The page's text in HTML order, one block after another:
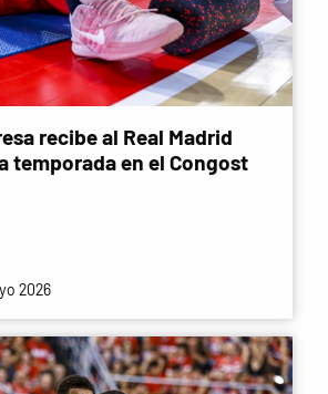
recibe al Real Madrid
temporada en el Congost
2026